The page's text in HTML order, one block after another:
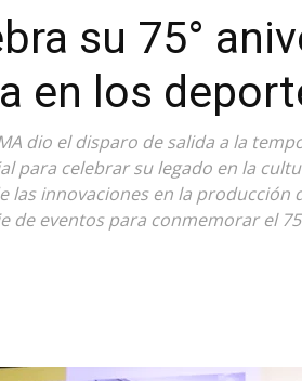
su 75°
en los
dio el disparo de salida a la
para celebrar su legado en la
las innovaciones en la producción
de eventos para conmemorar el